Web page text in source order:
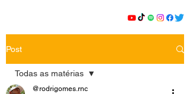
Post
Todas as matérias
@rodrigomes.rnc